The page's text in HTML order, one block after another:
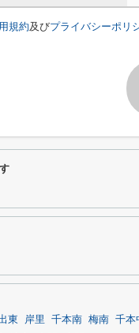
規約及びプライバシーポリ
東 岸里 千本南 梅南 千本